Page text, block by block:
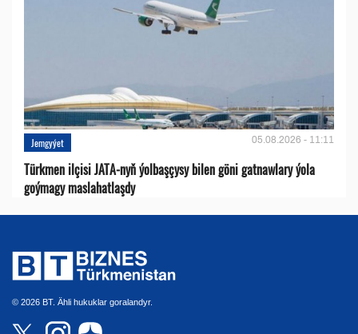
Jemgyýet 05.08.2026 - 11:11
Türkmen ilçisi JATA-nyň ýolbaşçysy bilen göni gatnawlary ýola
goýmagy maslahatlaşdy
© 2026 BT. Ähli hukuklar goralandyr.